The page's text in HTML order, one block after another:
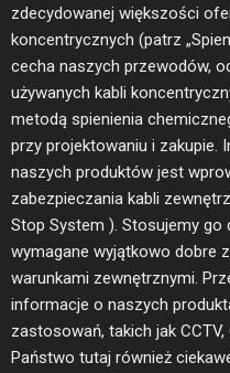
zdecydowanej większości
koncentrycznych (patrz
cecha naszych przewodów,
używanych kabli
metodą spienienia
przy projektowaniu i zakupie.
naszych produktów jest
zabezpieczania kabli
Stop System ). Stosujemy go
wymagane wyjątkowo dobre
warunkami zewnętrznymi.
informacje o naszych
zastosowań, takich jak CCTV,
Państwo tutaj również